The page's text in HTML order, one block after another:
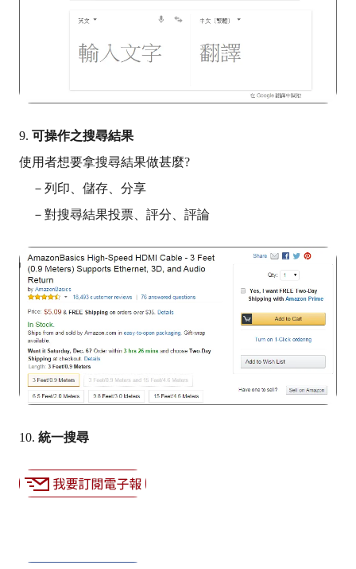
9. 可操作之搜尋結果
使用者想要拿搜尋結果做甚麼?
－列印、儲存、分享
－對搜尋結果投票、評分、評論
10. 統一搜尋